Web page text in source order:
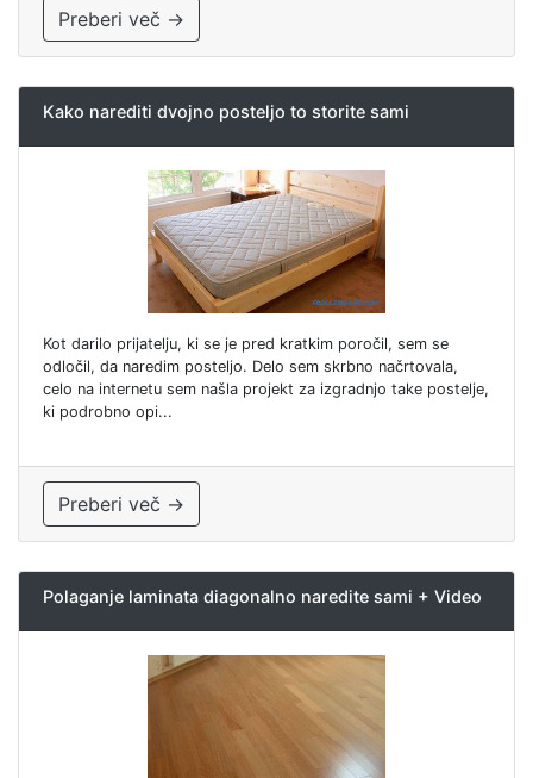
Preberi več →
Kako narediti dvojno posteljo to storite sami
Kot darilo prijatelju, ki se je pred kratkim poročil, sem se
odločil, da naredim posteljo. Delo sem skrbno načrtovala,
celo na internetu sem našla projekt za izgradnjo take postelje,
ki podrobno opi...
Preberi več →
Polaganje laminata diagonalno naredite sami + Video